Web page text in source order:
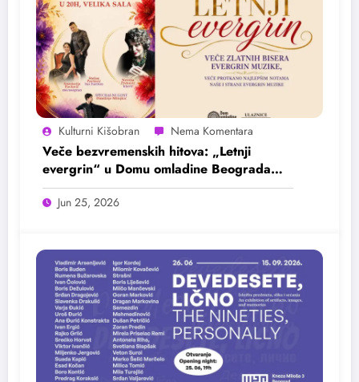
Kulturni Kišobran
Veče bezvremenskih hitova: „Letnji
evergrin“ u Domu omladine Beograda
25. juna
Jun 25, 2026